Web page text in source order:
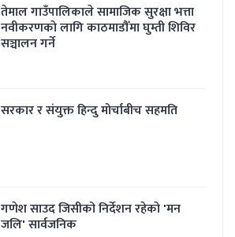
तेमाल गाउँपालिकाले सामाजिक सुरक्षा भत्ता
नवीकरणकाे लागि काठमाडौँमा घुम्ती शिविर
सञ्चालन गर्ने
सरकार र संयुक्त हिन्दु मोर्चाबीच सहमति
गणेश साउद जिसीको निर्देशन रहेकाे 'मन
जलि' सार्वजनिक